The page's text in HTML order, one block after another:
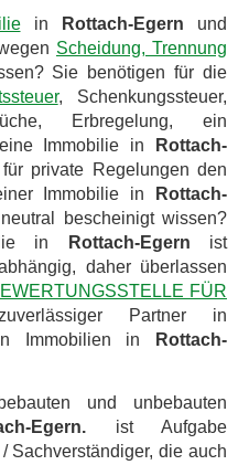
in Rottach-Egern und
Scheidung, Trennung
Sie benötigen für die
, Schenkungssteuer,
Erbregelung, ein
Immobilie in
Rottach-
private Regelungen den
Immobilie in
Rottach-
bescheinigt wissen?
in
Rottach-Egern ist
daher überlassen
FÜR
Partner in
Immobilien in Rottach-
und unbebauten
Egern. ist Aufgabe
Sachverständiger, die auch